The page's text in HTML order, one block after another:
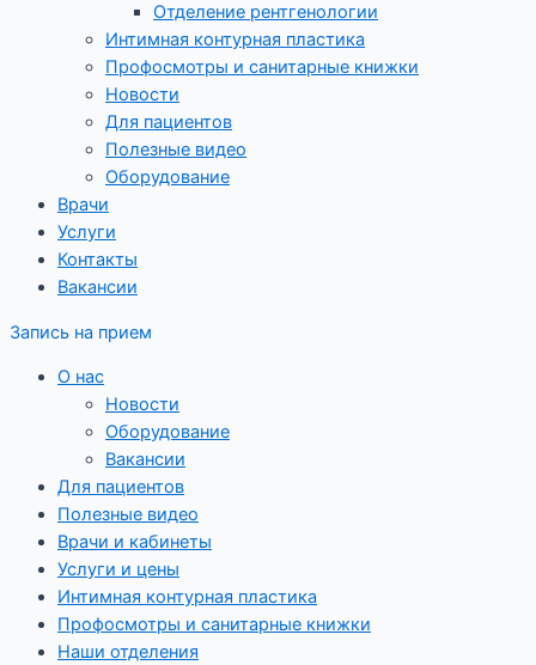
Отделение рентгенологии
Интимная контурная пластика
Профосмотры и санитарные книжки
Новости
Для пациентов
Полезные видео
Оборудование
Врачи
Услуги
Контакты
Вакансии
Запись на прием
О нас
Новости
Оборудование
Вакансии
Для пациентов
Полезные видео
Врачи и кабинеты
Услуги и цены
Интимная контурная пластика
Профосмотры и санитарные книжки
Наши отделения